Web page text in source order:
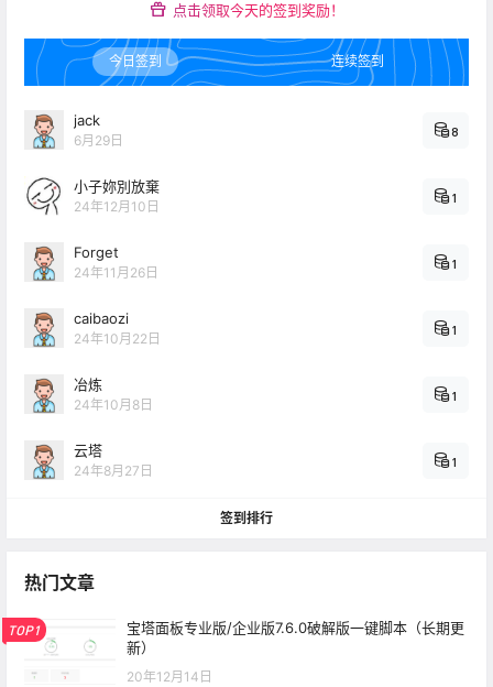
点击领取今天的签到奖励！
今日签到 连续签到
jack
6月29日
8
小子妳別放棄
24年12月10日
1
Forget
24年11月26日
1
caibaozi
24年10月22日
1
冶炼
24年10月8日
1
云塔
24年8月27日
1
签到排行
热门文章
TOP1
宝塔面板专业版/企业版7.6.0破解版一键脚本（长期更
新）
20年12月14日